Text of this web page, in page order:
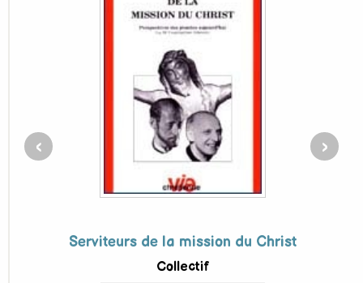
Serviteurs de la mission du Christ
Collectif
‹ ›